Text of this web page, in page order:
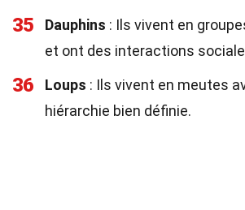
35 Dauphins : Ils vivent en
et ont des interactions
36 Loups : Ils vivent en meutes
hiérarchie bien définie.